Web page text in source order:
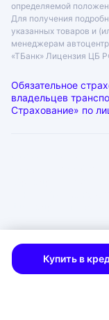
Купить в
определяемой
Для получения
указанных товаров и
менеджерам
«ТБанк» Лицензия ЦБ
Обязательное
владельцев
Страхование» по
Согласие на